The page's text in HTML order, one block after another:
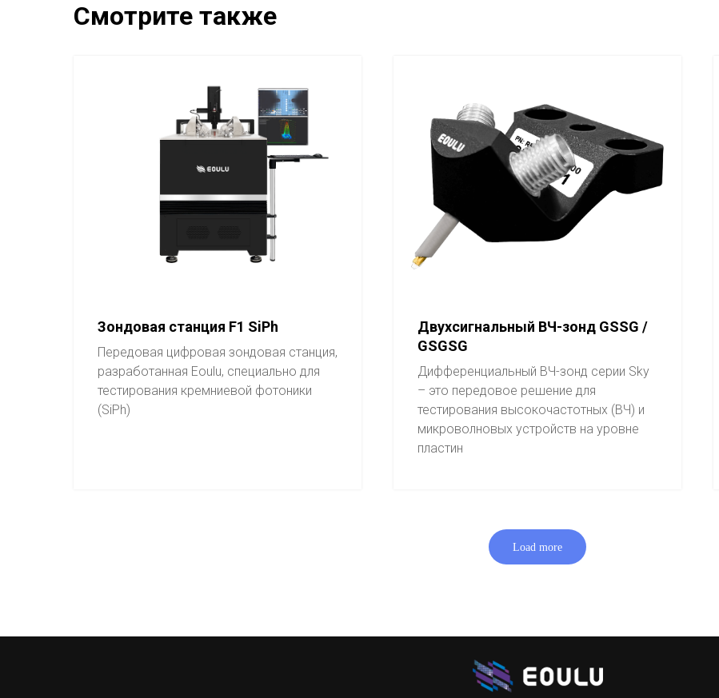
Смотрите также
Зондовая станция F1 SiPh
Передовая цифровая зондовая станция,
разработанная Eoulu, специально для
тестирования кремниевой фотоники
(SiPh)
Двухсигнальный ВЧ-зонд GSSG /
GSGSG
Дифференциальный ВЧ-зонд серии Sky
– это передовое решение для
тестирования высокочастотных (ВЧ) и
микроволновых устройств на уровне
пластин
Load more